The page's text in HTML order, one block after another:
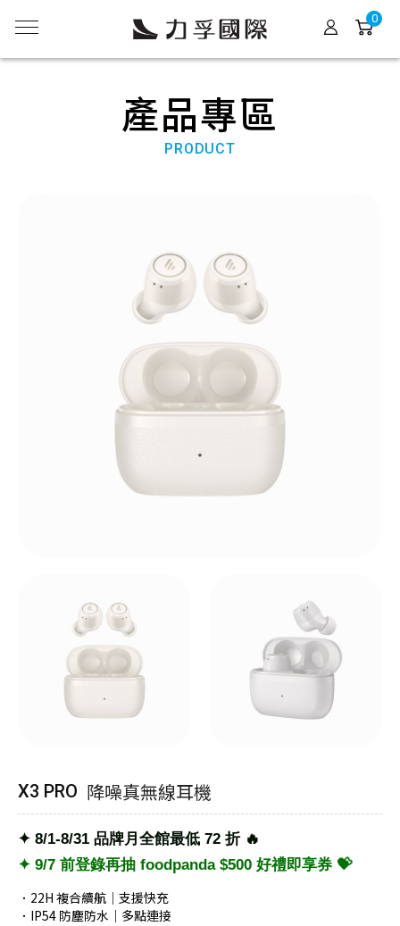
產品專區
PRODUCT
X3 PRO 降噪真無線耳機
✦ 8/1-8/31 品牌月全館最低 72 折 🔥
✦ 9/7 前登錄再抽 foodpanda $500 好禮即享券 💝
．22H 複合續航｜支援快充
．IP54 防塵防水｜多點連接
0